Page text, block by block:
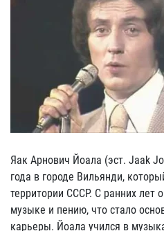
Яак Арнович Йоала (эст. Jaak
года в городе Вильянди,
территории СССР. С ранних лет
музыке и пению, что стало
карьеры. Йоала учился в